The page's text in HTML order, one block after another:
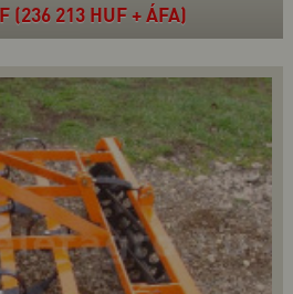
(236 213 HUF + ÁFA)